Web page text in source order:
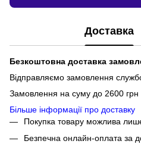
Доставка
Безкоштовна доставка
Відправляємо замовлення
Замовлення на суму до 2600
Більше інформації про доставку
Покупка товару можлива
Безпечна онлайн-оплата за